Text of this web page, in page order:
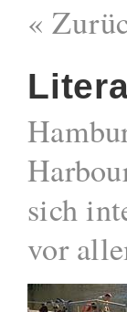
«
sich
vor